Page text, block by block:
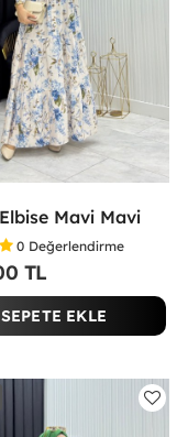
Mavi Mavi
0 Değerlendirme
TL
SEPETE EKLE